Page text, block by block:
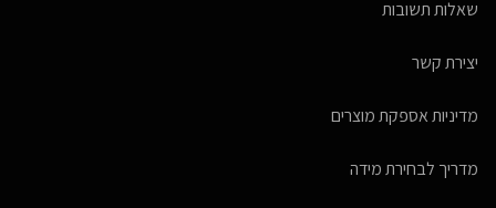
שאלות תשובות
יצירת קשר
מדיניות אספקת מוצרים
מדריך לבחירת מידה